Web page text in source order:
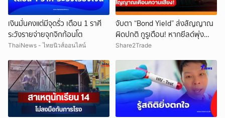
เงินมั่นคงแต่มีจุดรั่ว เตือน 1 ราศี
ระวังรายจ่ายจุกจิกก้อนโต
ThaiNews - ไทยนิวส์ออนไลน์
จับตา “Bond Yield” ส่งสัญญาณ
ผิดปกติ กูรูเตือน! หากยีลด์พุ่ง
พร้อมหุ้นขึ้น แรงกระแทกตลาดอาจ
Share2Trade